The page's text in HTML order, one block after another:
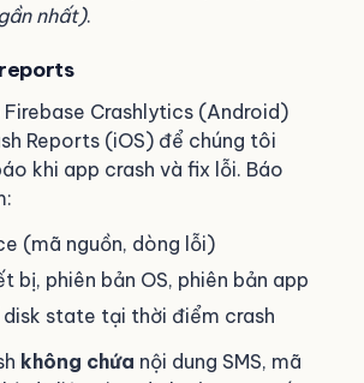
nhất).
Crashlytics (Android)
Reports (iOS) để chúng tôi
khi app crash và fix lỗi. Báo
(mã nguồn, dòng lỗi)
bị, phiên bản OS, phiên bản app
state tại thời điểm crash
không chứa nội dung SMS, mã